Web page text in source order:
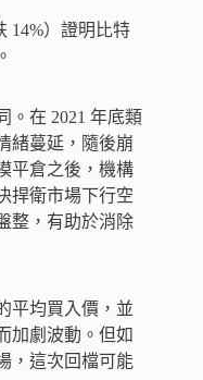
14%）證明比特
。在 2021 年底類
緒蔓延，隨後崩
平倉之後，機構
捍衛市場下行空
整，有助於消除
平均買入價，並
加劇波動。但如
，這次回檔可能